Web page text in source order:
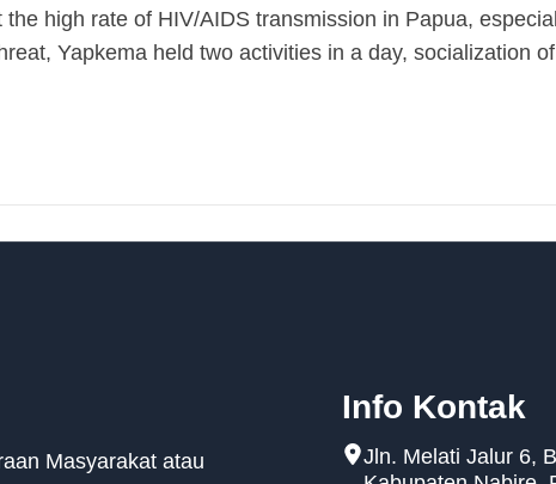
high rate of HIV/AIDS transmission in Papua,
Yapkema held two activities in a day, socialization
Masyarakat atau
Info Kontak
Jln. Melati Jalur 6,